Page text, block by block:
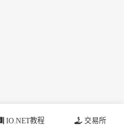
IO.NET教程 交易所